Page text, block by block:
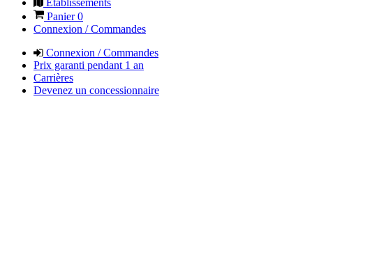
Établissements
Panier0
Connexion / Commandes
Connexion / Commandes
Prix garanti pendant 1 an
Carrières
Devenez un concessionnaire